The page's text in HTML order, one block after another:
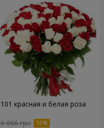
101 красная и белая роза
6 066 грн